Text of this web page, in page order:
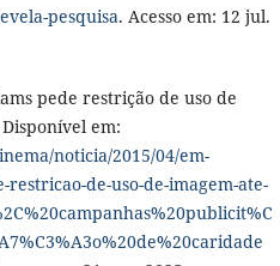
pesquisa. Acesso em: 12 jul.
pede restrição de uso de
em:
noticia/2015/04/em-
de-uso-de-imagem-ate-